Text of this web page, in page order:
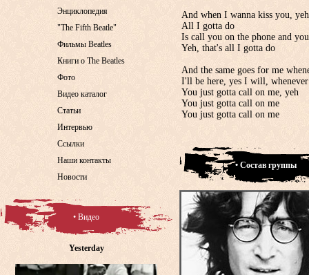
And when I wanna kiss you, yeh
All I gotta do
Is call you on the phone and
Yeh, that's all I gotta do
And the same goes for me
I'll be here, yes I will,
You just gotta call on me, yeh
You just gotta call on me
You just gotta call on me
• Состав группы
Энциклопедия
"The Fifth Beatle"
Фильмы Beatles
Книги о The Beatles
Фото
Видео каталог
Статьи
Интервью
Ссылки
Наши контакты
Новости
• Видео
Yesterday